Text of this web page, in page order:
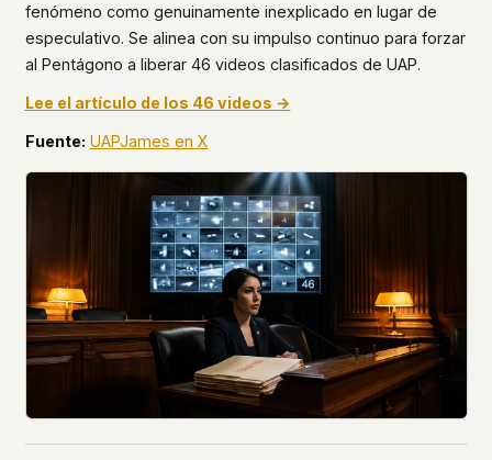
fenómeno como genuinamente inexplicado en lugar de
especulativo. Se alinea con su impulso continuo para forzar
al Pentágono a liberar 46 videos clasificados de UAP.
Lee el artículo de los 46 videos →
Fuente: UAPJames en X